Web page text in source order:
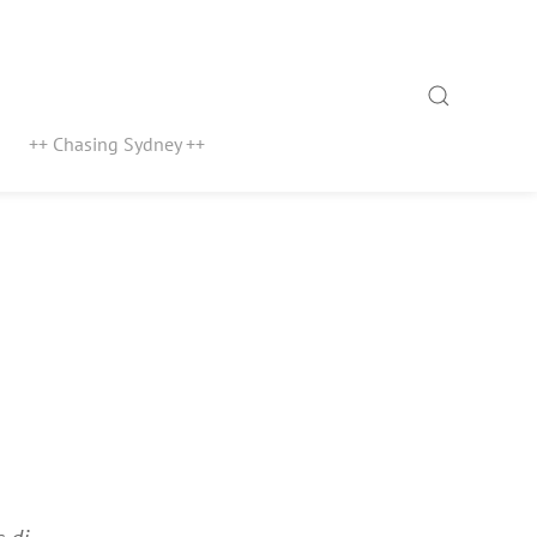
++ Chasing Sydney ++
Search